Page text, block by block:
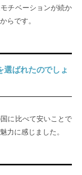
チベーションが続か
らです。
選ばれたのでしょ
に比べて安いことで
力に感じました。